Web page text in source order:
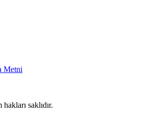
Metni
saklıdır.